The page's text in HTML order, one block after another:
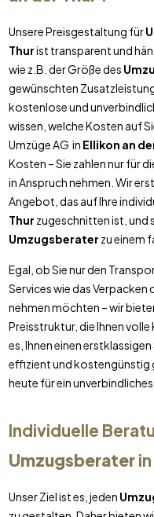
Unsere Preisgestaltung für
Thurist transparent und
wie z.B. der Größe des
gewünschten
kostenlose und
wissen, welche Kosten auf
Umzüge AG in Ellikon an
Kosten – Sie zahlen nur für
in Anspruch nehmen. Wir
Angebot, das auf Ihre
Thur zugeschnitten ist, und
Umzugsberater zu einem
Egal, ob Sie nur den
Services wie das Verpacken
nehmen möchten – wir
Preisstruktur, die Ihnen
es, Ihnen einen
effizient und kostengünstig
heute für ein
Individuelle
Umzugsberaterin
Unser Ziel ist es, jeden